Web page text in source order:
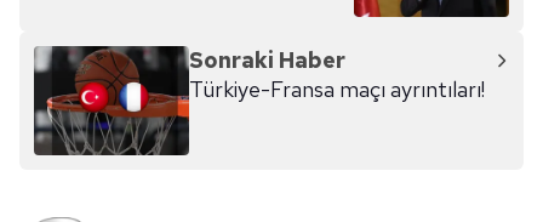
Sonraki Haber
Türkiye-Fransa maçı ayrıntıları!